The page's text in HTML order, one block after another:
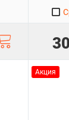
Акция